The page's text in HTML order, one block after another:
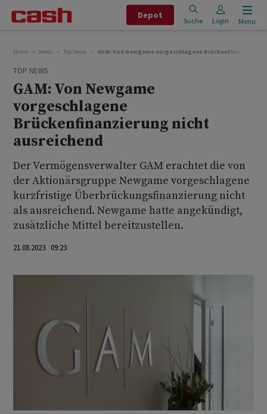
Depot
Suche Login Menu
Home News Top News GAM: Von Newgame vorgeschlagene
TOP NEWS
GAM: Von Newgame
vorgeschlagene
Brückenfinanzierung nicht
ausreichend
Der Vermögensverwalter GAM erachtet die von
der Aktionärsgruppe Newgame vorgeschlagene
kurzfristige Überbrückungsfinanzierung nicht
als ausreichend. Newgame hatte angekündigt,
zusätzliche Mittel bereitzustellen.
21.08.2023 09:23